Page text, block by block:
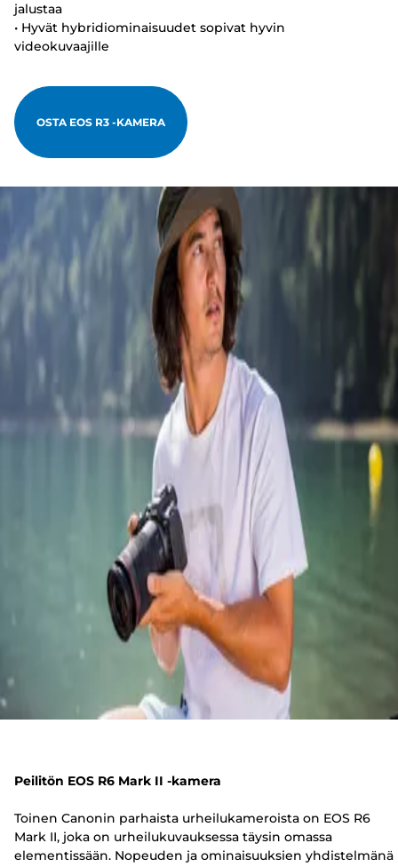
jalustaa
• Hyvät hybridiominaisuudet sopivat hyvin
videokuvaajille
OSTA EOS R3 -KAMERA
Peilitön EOS R6 Mark II -kamera
Toinen Canonin parhaista urheilukameroista on EOS R6
Mark II, joka on urheilukuvauksessa täysin omassa
elementissään. Nopeuden ja ominaisuuksien yhdistelmänä